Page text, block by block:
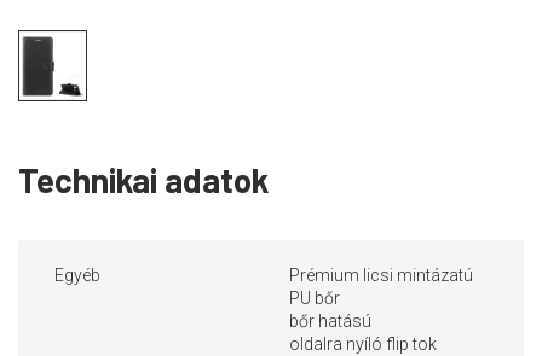
Technikai adatok
Egyéb
Prémium licsi mintázatú
PU bőr
bőr hatású
oldalra nyíló flip tok